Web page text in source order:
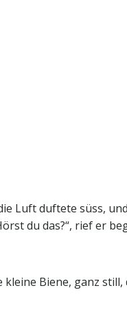
Luft duftete süss,
du das?“, rief er
Biene, ganz still,